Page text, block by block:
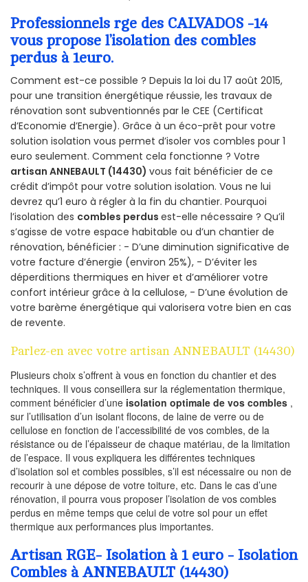
Professionnels rge des CALVADOS -14
vous propose l’isolation des combles
perdus à 1euro.
Comment est-ce possible ? Depuis la loi du 17 août 2015,
pour une transition énergétique réussie, les travaux de
rénovation sont subventionnés par le CEE (Certificat
d’Economie d’Energie). Grâce à un éco-prêt pour votre
solution isolation vous permet d’isoler vos combles pour 1
euro seulement. Comment cela fonctionne ? Votre
artisan ANNEBAULT (14430) vous fait bénéficier de ce
crédit d’impôt pour votre solution isolation. Vous ne lui
devrez qu’1 euro à régler à la fin du chantier. Pourquoi
l’isolation des combles perdus est-elle nécessaire ? Qu’il
s’agisse de votre espace habitable ou d’un chantier de
rénovation, bénéficier : - D’une diminution significative de
votre facture d’énergie (environ 25%), - D’éviter les
déperditions thermiques en hiver et d’améliorer votre
confort intérieur grâce à la cellulose, - D’une évolution de
votre barème énergétique qui valorisera votre bien en cas
de revente.
Parlez-en avec votre artisan ANNEBAULT (14430)
Plusieurs choix s’offrent à vous en fonction du chantier et des
techniques. Il vous conseillera sur la réglementation thermique,
comment bénéficier d’une isolation optimale de vos combles ,
sur l’utilisation d’un isolant flocons, de laine de verre ou de
cellulose en fonction de l’accessibilité de vos combles, de la
résistance ou de l’épaisseur de chaque matériau, de la limitation
de l’espace. Il vous expliquera les différentes techniques
d’isolation sol et combles possibles, s’il est nécessaire ou non de
recourir à une dépose de votre toiture, etc. Dans le cas d’une
rénovation, il pourra vous proposer l’isolation de vos combles
perdus en même temps que celui de votre sol pour un effet
thermique aux performances plus importantes.
Artisan RGE- Isolation à 1 euro - Isolation
Combles à ANNEBAULT (14430)